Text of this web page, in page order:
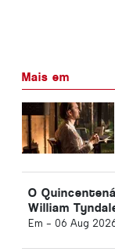
Mais em
O
William
Em - 06 Aug